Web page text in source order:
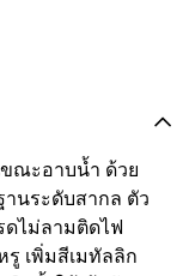
ณะอาบน้ำ ด้วย
นระดับสากล ตัว
ดไม่ลามติดไฟ
เพิ่มสีเมทัลลิก